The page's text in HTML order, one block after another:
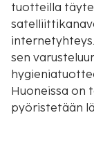
tuotteilla
sen
Huoneissa on
pyöristetään